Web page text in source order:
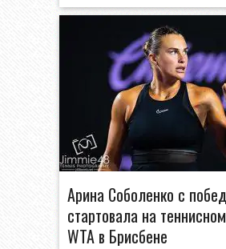
Арина Соболенко с
стартовала на
WTA в Брисбене